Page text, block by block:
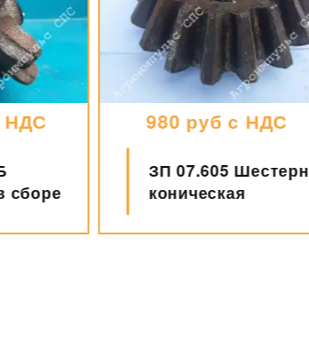
980 руб с НДС
ЗП 07.605 Шестерня
коническая